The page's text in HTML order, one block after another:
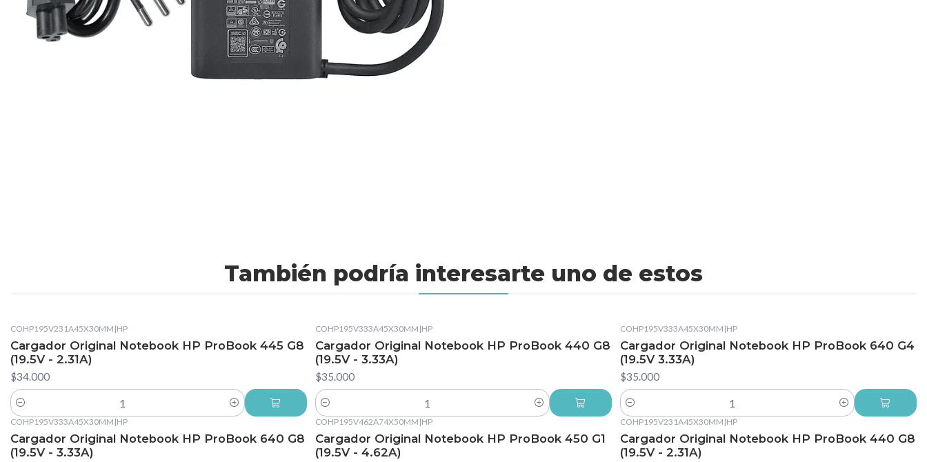
También podría interesarte uno de estos
COHP195V231A45X30MM |HP
Cargador Original Notebook HP ProBook 445 G8
(19.5V - 2.31A)
$34.000
Cantidad
COHP195V333A45X30MM |HP
Cargador Original Notebook HP ProBook 440 G8
(19.5V - 3.33A)
$35.000
Cantidad
COHP195V333A45X30MM |HP
Cargador Original Notebook HP ProBook 640 G4
(19.5V 3.33A)
$35.000
Cantidad
COHP195V333A45X30MM |HP
Cargador Original Notebook HP ProBook 640 G8
(19.5V - 3.33A)
COHP195V462A74X50MM |HP
Cargador Original Notebook HP ProBook 450 G1
(19.5V - 4.62A)
COHP195V231A45X30MM |HP
Cargador Original Notebook HP ProBook 440 G8
(19.5V - 2.31A)